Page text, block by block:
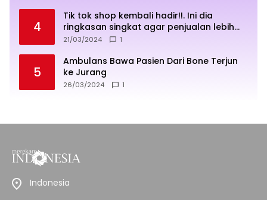
4
Tik tok shop kembali hadir!!. Ini dia
ringkasan singkat agar penjualan lebih
sukses
21/03/2024 1
5
Ambulans Bawa Pasien Dari Bone Terjun
ke Jurang
26/03/2024 1
Indonesia